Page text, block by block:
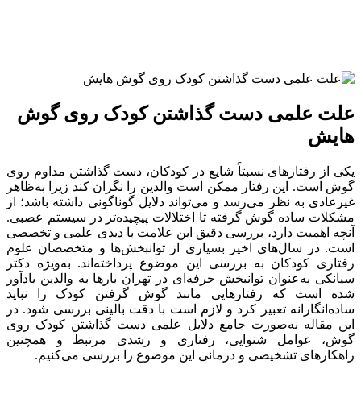
علت علمی دست گذاشتن کودک روی گوش‌
هایش
یکی از رفتارهای نسبتاً شایع در کودکان، دست گذاشتن مداوم روی
گوش است. این رفتار ممکن است والدین را نگران کند زیرا به‌ظاهر
غیرعادی به نظر می‌رسد و می‌تواند دلایل گوناگونی داشته باشد؛ از
مشکلات ساده گوش گرفته تا اختلالات پیچیده‌تر در سیستم عصبی.
آنچه اهمیت دارد، بررسی دقیق این علامت با دیدی علمی و تخصصی
است. در سال‌های اخیر بسیاری از توانبخش‌ها و متخصصان علوم
رفتاری کودکان به بررسی این موضوع پرداخته‌اند. به‌ویژه دکتر
سیانکی به‌عنوان توانبخش حرفه‌ای در تهران بارها به والدین یادآور
شده است که رفتارهایی مانند گوش گرفتن کودک را نباید
ساده‌انگارانه تعبیر کرد و لازم است با دقت بالینی بررسی شود. در
این مقاله به‌صورت جامع دلایل علمی دست گذاشتن کودک روی
گوش، عوامل شنوایی، رفتاری و رشدی مرتبط و همچنین
راهکارهای تشخیصی و درمانی این موضوع را بررسی می‌کنیم.